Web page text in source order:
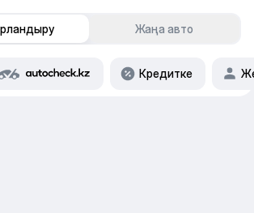
Жаңа авто
Кредитке